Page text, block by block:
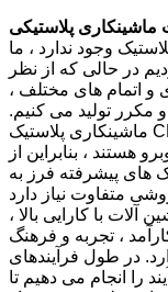
وجود ندارد ، ما
در حالی که از نظر
و اتمام های مختلف ،
مکرر تولید می کنیم.
ماشینکاری پلاستیک CNC با ماشینکاری فلزات بسیار متفاوت
هستند ، بنابراین از
های پیشرفته فرز به
آلات با کارایی بالا ،
، تجربه و فرهنگ
در طول فرآیندهای
را انجام می دهیم تا